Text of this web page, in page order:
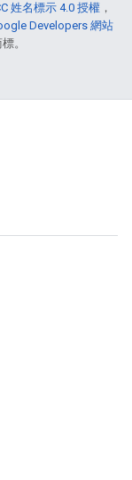
姓名標示 4.0 授權 ，
Developers 網站
。